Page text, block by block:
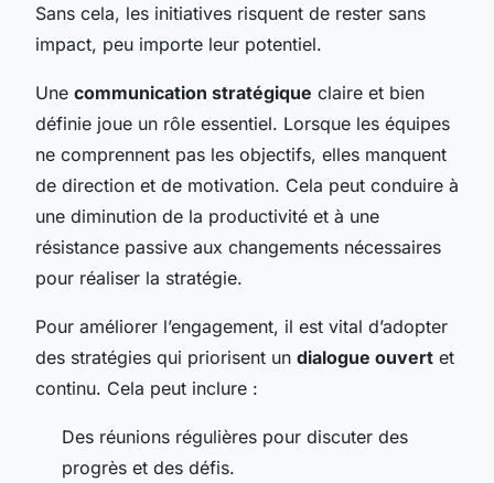
Sans cela, les initiatives risquent de rester sans
impact, peu importe leur potentiel.
Une communication stratégique claire et bien
définie joue un rôle essentiel. Lorsque les équipes
ne comprennent pas les objectifs, elles manquent
de direction et de motivation. Cela peut conduire à
une diminution de la productivité et à une
résistance passive aux changements nécessaires
pour réaliser la stratégie.
Pour améliorer l’engagement, il est vital d’adopter
des stratégies qui priorisent un dialogue ouvert et
continu. Cela peut inclure :
Des réunions régulières pour discuter des
progrès et des défis.